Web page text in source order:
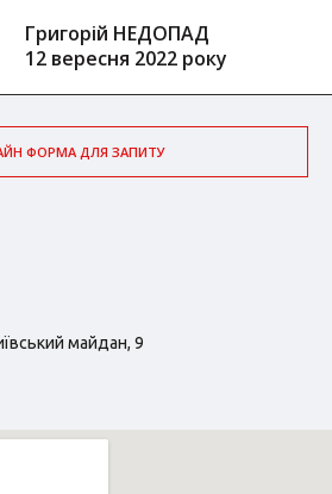
Григорій НЕДОПАД
12 вересня 2022 року
ФОРМА ДЛЯ ЗАПИТУ
майдан, 9